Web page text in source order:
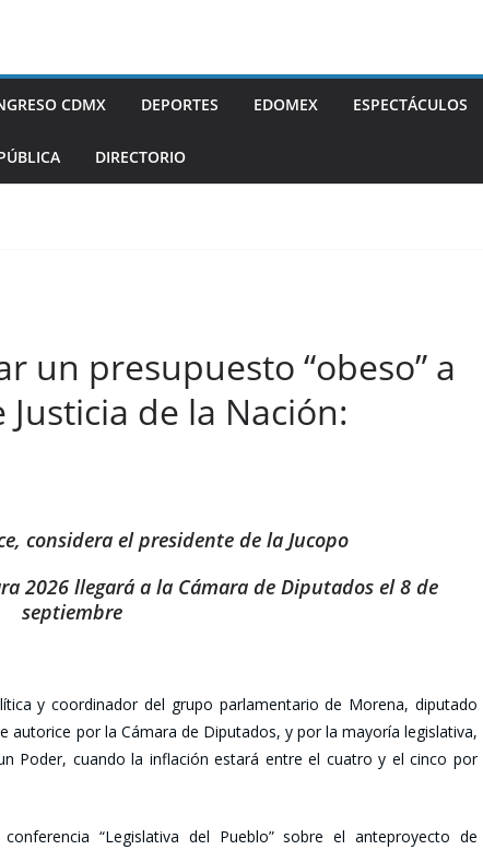
CDMX DEPORTES EDOMEX ESPECTÁCULOS
DIRECTORIO
un presupuesto “obeso” a
de la Nación:
considera el presidente de la Jucopo
2026 llegará a la Cámara de Diputados el 8 de
septiembre
y coordinador del grupo parlamentario de Morena, diputado
autorice por la Cámara de Diputados, y por la mayoría legislativa,
Poder, cuando la inflación estará entre el cuatro y el cinco por
“Legislativa del Pueblo” sobre el anteproyecto de